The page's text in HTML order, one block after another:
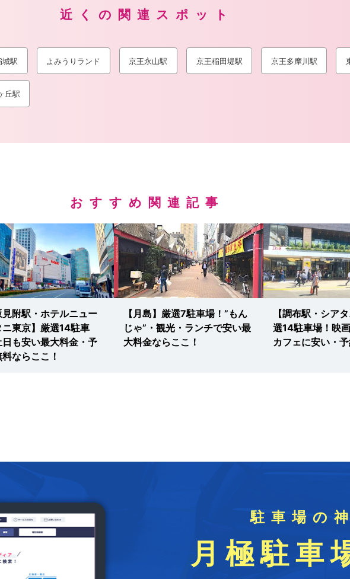
近くの関連スポット
城駅 よみうりランド 京王永山駅 京王稲田堤駅 京王多摩川駅
丘駅
おすすめ関連記事
見附駅・ホテルニュー
ニ東京】厳選14駐車
も安い最大料金・予
ならここ！
【月島】厳選7駐車場！”もん
じゃ”・観光・ランチで安い最
大料金ならここ！
【調布駅・シア
選14駐車場！映
カフェに安い・予
駐車場の
月極駐車